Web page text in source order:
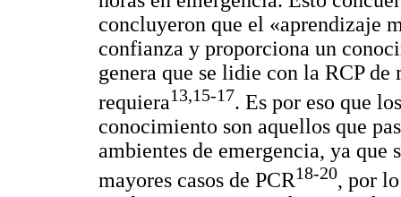
concluyeron que el «aprendizaje
confianza y proporciona un
genera que se lidie con la RCP
requiera13,15-17. Es por eso que
conocimiento son aquellos que
ambientes de emergencia, ya que
mayores casos de PCR18-20, por